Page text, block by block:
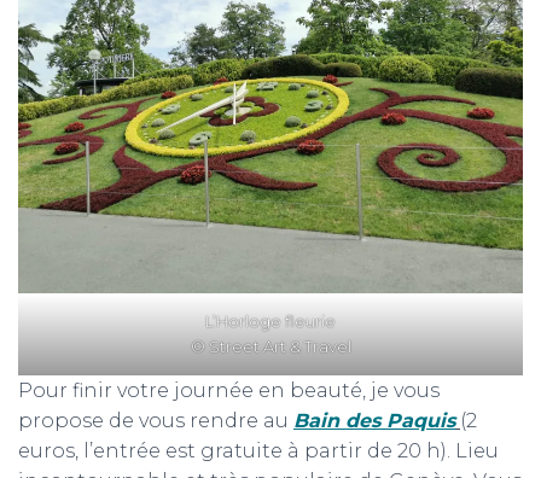
L’Horloge fleurie
© Street Art & Travel
Pour finir votre journée en beauté, je vous
propose de vous rendre au Bain des Paquis (2
euros, l’entrée est gratuite à partir de 20 h). Lieu